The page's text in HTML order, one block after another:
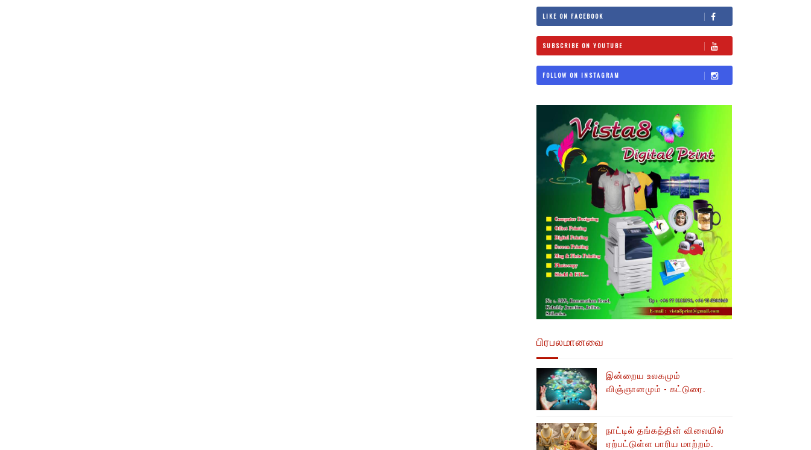
LIKE ON FACEBOOK
SUBSCRIBE ON YOUTUBE
FOLLOW ON INSTAGRAM
பிரபலமானவை
இன்றைய உலகமும்
விஞ்ஞானமும் - கட்டுரை.
நாட்டில் தங்கத்தின் விலையில்
ஏற்பட்டுள்ள பாரிய மாற்றம்.